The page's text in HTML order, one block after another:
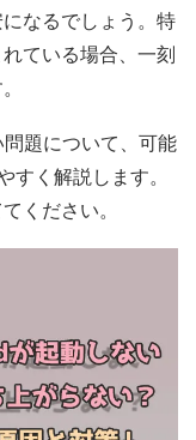
なるでしょう。特
ている場合、一刻
題について、可能
く解説します。
ください。